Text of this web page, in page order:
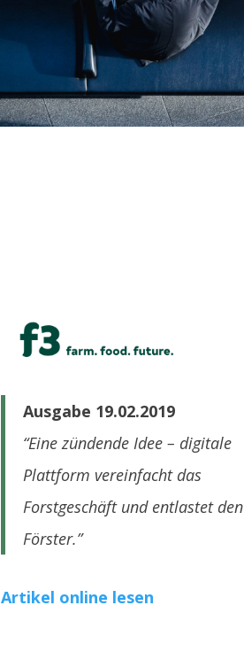
Ausgabe 19.02.2019
“Eine zündende Idee – digitale
Plattform vereinfacht das
Forstgeschäft und entlastet den
Förster.”
Artikel online lesen